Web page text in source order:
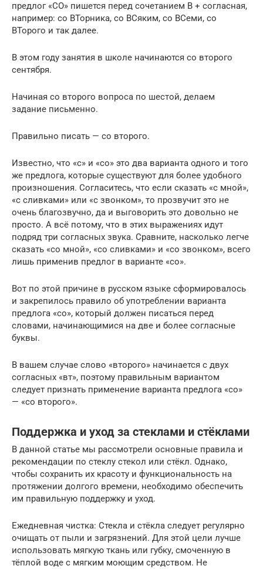
предлог «СО» пишется перед сочетанием В + согласная,
например: со ВТорника, со ВСяким, со ВСеми, со
ВТорого и так далее.
В этом году занятия в школе начинаются со второго
сентября.
Начиная со второго вопроса по шестой, делаем
задание письменно.
Правильно писать — со второго.
Известно, что «с» и «со» это два варианта одного и того
же предлога, которые существуют для более удобного
произношения. Согласитесь, что если сказать «с мной»,
«с сливками» или «с звонком», то прозвучит это не
очень благозвучно, да и выговорить это довольно не
просто. А всё потому, что в этих выражениях идут
подряд три согласных звука. Сравните, насколько легче
сказать «со мной», «со сливками» и «со звонком», всего
лишь применив предлог в варианте «со».
Вот по этой причине в русском языке сформировалось
и закрепилось правило об употреблении варианта
предлога «со», который должен писаться перед
словами, начинающимися на две и более согласные
буквы.
В вашем случае слово «второго» начинается с двух
согласных «вт», поэтому правильным вариантом
следует признать применение варианта предлога «со»
— «со второго».
Поддержка и уход за стеклами и стёклами
В данной статье мы рассмотрели основные правила и
рекомендации по стеклу стекол или стёкл. Однако,
чтобы сохранить их красоту и функциональность на
протяжении долгого времени, необходимо обеспечить
им правильную поддержку и уход.
Ежедневная чистка: Стекла и стёкла следует регулярно
очищать от пыли и загрязнений. Для этой цели лучше
использовать мягкую ткань или губку, смоченную в
тёплой воде с мягким моющим средством. Не